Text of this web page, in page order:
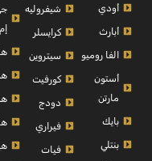
أودي
أبارث
الفا روميو
أستون
مارتن
بايك
بنتلي
شيفروليه
كرايسلر
سيتروين
كورفيت
دودج
فيراري
فيات
إم